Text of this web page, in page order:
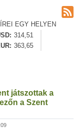
EGY HELYEN
314,51
363,65
játszottak a
a Szent